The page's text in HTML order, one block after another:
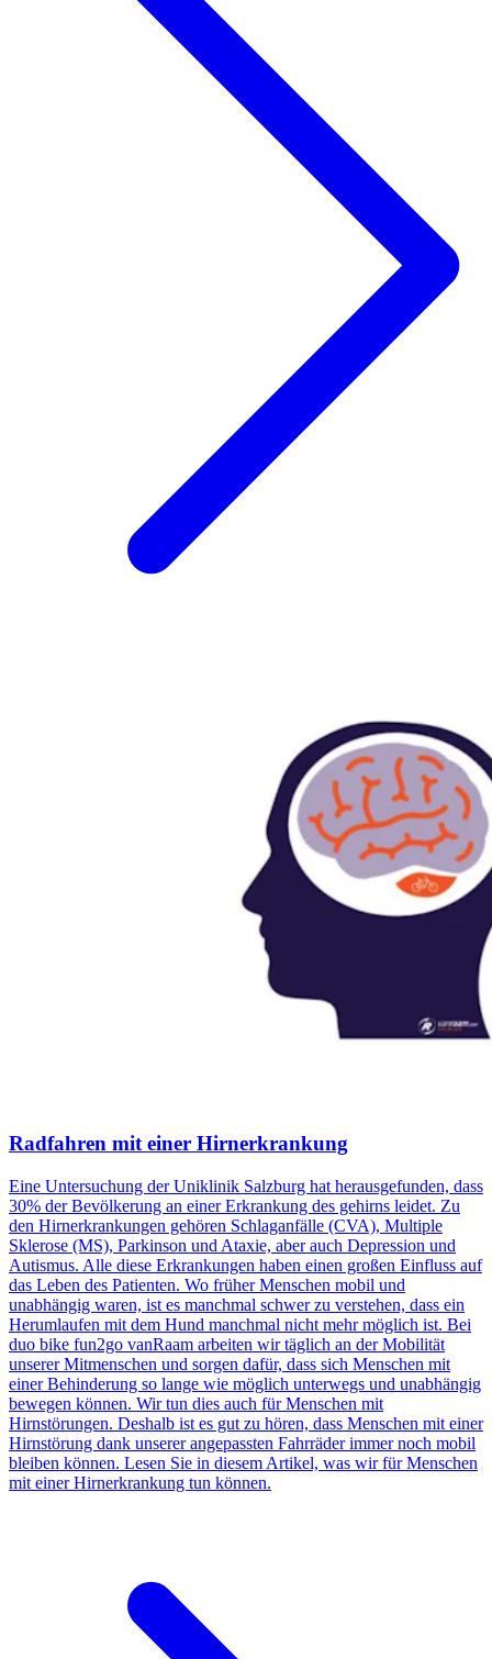
Radfahren mit einer Hirnerkrankung
Eine Untersuchung der Uniklinik Salzburg hat herausgefunden, dass
30% der Bevölkerung an einer Erkrankung des gehirns leidet. Zu
den Hirnerkrankungen gehören Schlaganfälle (CVA), Multiple
Sklerose (MS), Parkinson und Ataxie, aber auch Depression und
Autismus. Alle diese Erkrankungen haben einen großen Einfluss auf
das Leben des Patienten. Wo früher Menschen mobil und
unabhängig waren, ist es manchmal schwer zu verstehen, dass ein
Herumlaufen mit dem Hund manchmal nicht mehr möglich ist. Bei
duo bike fun2go vanRaam arbeiten wir täglich an der Mobilität
unserer Mitmenschen und sorgen dafür, dass sich Menschen mit
einer Behinderung so lange wie möglich unterwegs und unabhängig
bewegen können. Wir tun dies auch für Menschen mit
Hirnstörungen. Deshalb ist es gut zu hören, dass Menschen mit einer
Hirnstörung dank unserer angepassten Fahrräder immer noch mobil
bleiben können. Lesen Sie in diesem Artikel, was wir für Menschen
mit einer Hirnerkrankung tun können.